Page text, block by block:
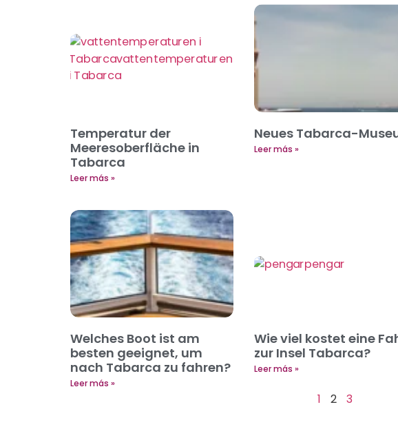
Temperatur der
Meeresoberfläche in
Tabarca
Leer más »
Neues Tabarca-
Leer más »
Welches Boot ist am
besten geeignet, um
nach Tabarca zu fahren?
Leer más »
Wie viel kostet eine
zur Insel Tabarca?
Leer más »
1 2 3